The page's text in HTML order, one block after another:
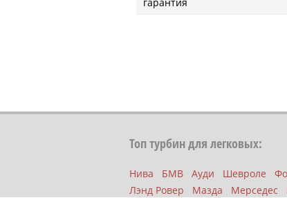
Топ турбин для легковых:
Нива БМВ Ауди Шевроле
Лэнд Ровер
Мазда Мерседес